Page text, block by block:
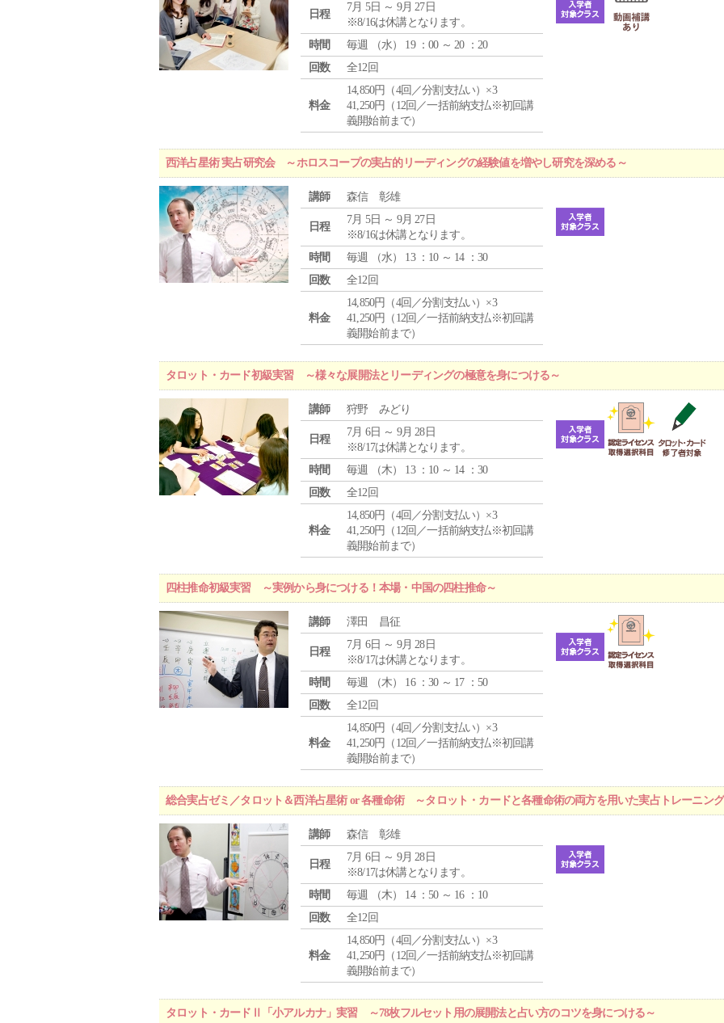
日程
7月 5日 ～ 9月 27日
※8/16は休講となります。
時間
毎週 （水） 19 ：00 ～ 20 ：20
回数
全12回
料金
14,850円（4回／分割支払い）×3
41,250円（12回／一括前納支払※初回講
義開始前まで）
西洋占星術 実占研究会 ～ホロスコープの実占的リーディングの経験値を増やし研究を深める～
講師 森信 彰雄
日程
7月 5日 ～ 9月 27日
※8/16は休講となります。
時間
毎週 （水） 13 ：10 ～ 14 ：30
回数
全12回
料金
14,850円（4回／分割支払い）×3
41,250円（12回／一括前納支払※初回講
義開始前まで）
タロット・カード初級実習 ～様々な展開法とリーディングの極意を身につける～
講師 狩野 みどり
日程
7月 6日 ～ 9月 28日
※8/17は休講となります。
時間
毎週 （木） 13 ：10 ～ 14 ：30
回数
全12回
料金
14,850円（4回／分割支払い）×3
41,250円（12回／一括前納支払※初回講
義開始前まで）
四柱推命初級実習 ～実例から身につける！本場・中国の四柱推命～
講師 澤田 昌征
日程
7月 6日 ～ 9月 28日
※8/17は休講となります。
時間
毎週 （木） 16 ：30 ～ 17 ：50
回数
全12回
料金
14,850円（4回／分割支払い）×3
41,250円（12回／一括前納支払※初回講
義開始前まで）
総合実占ゼミ／タロット＆西洋占星術 or 各種命術 ～タロット・カードと各種命術の両方を用いた実占トレーニン
講師 森信 彰雄
日程
7月 6日 ～ 9月 28日
※8/17は休講となります。
時間
毎週 （木） 14 ：50 ～ 16 ：10
回数
全12回
料金
14,850円（4回／分割支払い）×3
41,250円（12回／一括前納支払※初回講
義開始前まで）
タロット・カードⅡ「小アルカナ」実習 ～78枚フルセット用の展開法と占い方のコツを身につける～